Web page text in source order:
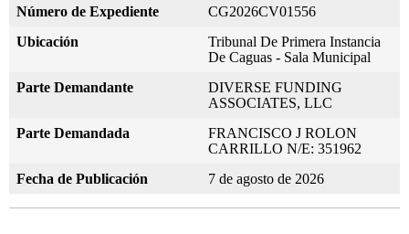
Número de Expediente
CG2026CV01556
Ubicación
Tribunal De Primera Instancia
De Caguas - Sala Municipal
Parte Demandante
DIVERSE FUNDING
ASSOCIATES, LLC
Parte Demandada
FRANCISCO J ROLON
CARRILLO N/E: 351962
Fecha de Publicación
7 de agosto de 2026